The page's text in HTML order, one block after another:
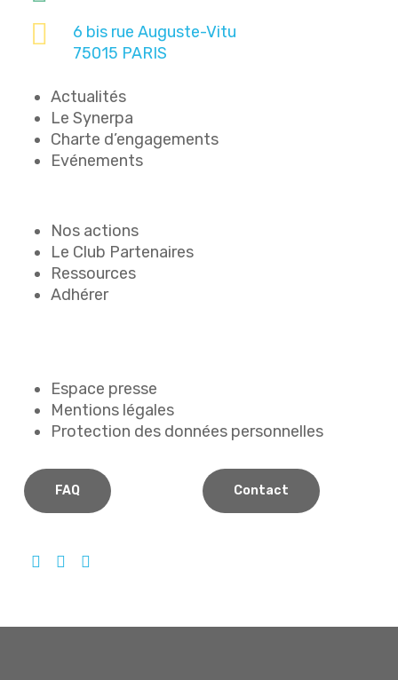
6 bis rue Auguste-Vitu
75015 PARIS
Actualités
Le Synerpa
Charte d’engagements
Evénements
Nos actions
Le Club Partenaires
Ressources
Adhérer
Espace presse
Mentions légales
Protection des données personnelles
FAQ Contact